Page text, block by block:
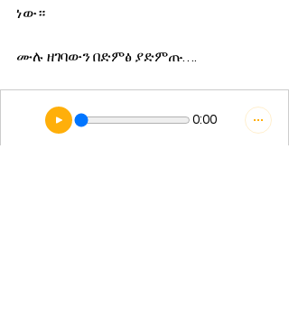
ነው።
ሙሉ ዘገባውን በድምፅ ያድምጡ….
0:00